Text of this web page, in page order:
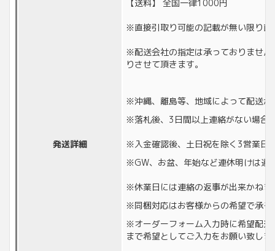
発送詳細
【送料】 全国一律1000円
※直接引取り可能の記載が無い限り
※配送会社の指定は承っておりませ
りさせて頂きます。
※沖縄、離島等、地域によって配送
※落札後、3日間以上連絡がない場合
※入金確認後、土日祝を除く3営業日
※GW、お盆、年始など連休明けは通
※休業日には連絡の返事が出来かね
※同梱対応はお客様からの希望で承
※オーダーフォーム入力時に希望配
まで希望としてご入力をお願い致しま